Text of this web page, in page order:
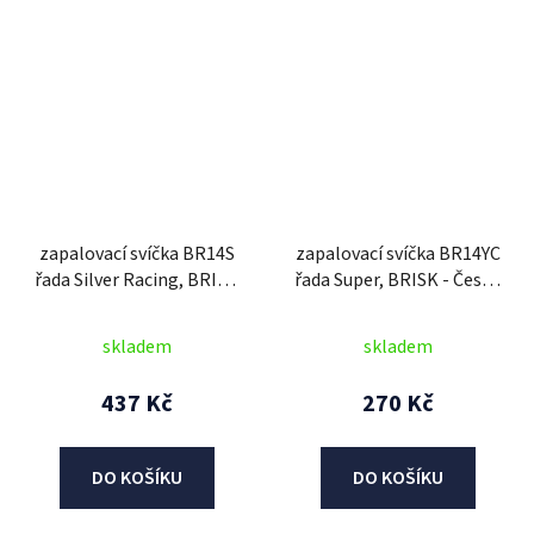
zapalovací svíčka BR14S
řada Silver Racing, BRISK
skladem
437 Kč
DO KOŠÍKU
zapalovací svíčka BR14YC
řada Super, BRISK - Česká
skladem
270 Kč
DO KOŠÍKU